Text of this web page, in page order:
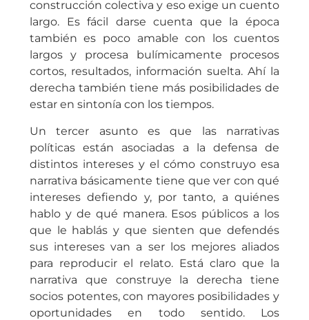
construcción colectiva y eso exige un cuento
largo. Es fácil darse cuenta que la época
también es poco amable con los cuentos
largos y procesa bulímicamente procesos
cortos, resultados, información suelta. Ahí la
derecha también tiene más posibilidades de
estar en sintonía con los tiempos.
Un tercer asunto es que las narrativas
políticas están asociadas a la defensa de
distintos intereses y el cómo construyo esa
narrativa básicamente tiene que ver con qué
intereses defiendo y, por tanto, a quiénes
hablo y de qué manera. Esos públicos a los
que le hablás y que sienten que defendés
sus intereses van a ser los mejores aliados
para reproducir el relato. Está claro que la
narrativa que construye la derecha tiene
socios potentes, con mayores posibilidades y
oportunidades en todo sentido. Los